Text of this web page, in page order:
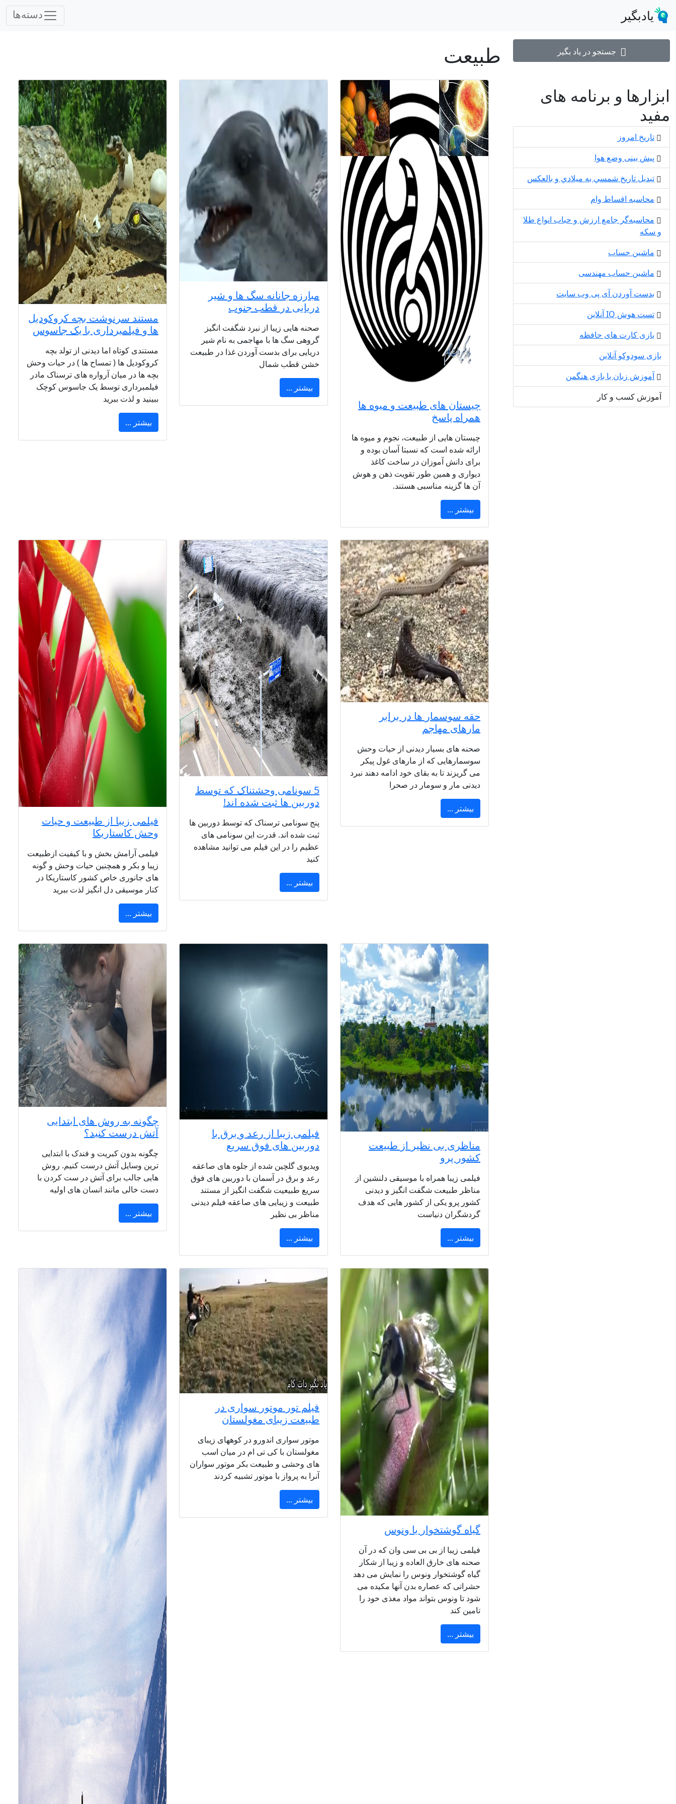
یادبگیر دسته‌ها
جستجو در یاد بگیر
ابزارها و برنامه های
مفید
تاریخ امروز
پیش بینی وضع هوا
تبديل تاريخ شمسي به ميلادي و بالعكس
محاسبه اقساط وام
محاسبه‌گر جامع ارزش و حباب انواع طلا
و سکه
ماشین حساب
ماشین حساب مهندسی
بدست آوردن آی پی وب سایت
تست هوش IQ آنلاین
بازی کارت های حافظه
بازی سودوکو آنلاین
آموزش زبان با بازی هنگمن
آموزش کسب و کار
طبیعت
چیستان های طبیعت و میوه ها
همراه پاسخ
چیستان هایی از طبیعت، نجوم و میوه ها
ارائه شده است که نسبتا آسان بوده و
برای دانش آموزان در ساخت کاغذ
دیواری و همین طور تقویت ذهن و هوش
آن ها گزینه مناسبی هستند.
بیشتر ...
مبارزه جانانه سگ ها و شیر
دریایی در قطب جنوب
صحنه هایی زیبا از نبرد شگفت انگیز
گروهی سگ ها با مهاجمی به نام شیر
دریایی برای بدست آوردن غذا در طبیعت
خشن قطب شمال
بیشتر ...
مستند سرنوشت بچه کروکودیل
ها و فیلمبرداری با یک جاسوس
مستندی کوتاه اما دیدنی از تولد بچه
کروکودیل ها ( تمساح ها ) در حیات وحش
بچه ها در میان آرواره های ترسناک مادر
فیلمبرداری توسط یک جاسوس کوچک
ببینید و لذت ببرید
بیشتر ...
حقه سوسمار ها در برابر
مارهای مهاجم
صحنه های بسیار دیدنی از حیات وحش
سوسمارهایی که از مارهای غول پیکر
می گریزند تا به بقای خود ادامه دهند نبرد
دیدنی مار و سومار در صحرا
بیشتر ...
5 سونامی وحشتناک که توسط
دوربین ها ثبت شده اند!
پنج سونامی ترسناک که توسط دوربین ها
ثبت شده اند. قدرت این سونامی های
عظیم را در این فیلم می توانید مشاهده
کنید
بیشتر ...
فیلمی زیبا از طبیعت و حیات
وحش کاستاریکا
فیلمی آرامش بخش و با کیفیت ازطبیعت
زیبا و بکر و همچنین حیات وحش و گونه
های جانوری خاص کشور کاستاریکا در
کنار موسیقی دل انگیز لذت ببرید
بیشتر ...
مناظری بی نظیر از طبیعت
کشور پرو
فیلمی زیبا همراه با موسیقی دلنشین از
مناظر طبیعت شگفت انگیز و دیدنی
کشور پرو یکی از کشور هایی که هدف
گردشگران دنیاست
بیشتر ...
فیلمی زیبا از رعد و برق با
دوربین های فوق سریع
ویدیوی گلچین شده از جلوه های صاعقه
رعد و برق در آسمان با دوربین های فوق
سریع طبیعیت شگفت انگیز از مستند
طبیعت و زیبایی های صاعقه فیلم دیدنی
مناظر بی نظیر
بیشتر ...
چگونه به روش های ابتدایی
آتش درست کنید؟
چگونه بدون کبریت و فندک با ابتدایی
ترین وسایل آتش درست کنیم. روش
هایی جالب برای آتش در ست کردن با
دست خالی مانند انسان های اولیه
بیشتر ...
گیاه گوشتخوار یا ونوس
فیلمی زیبا از بی بی سی وان که در آن
صحنه های خارق العاده و زیبا از شکار
گیاه گوشتخوار ونوس را نمایش می دهد
حشراتی که عصاره بدن آنها مکیده می
شود تا ونوس بتواند مواد مغذی خود را
تامین کند
بیشتر ...
فیلم تور موتور سواری در
طبیعت زیبای مغولستان
موتور سواری اندورو در کوههای زیبای
مغولستان با کی تی ام در میان اسب
های وحشی و طبیعت بکر موتور سواران
آنرا به پرواز با موتور تشبیه کردند
بیشتر ...